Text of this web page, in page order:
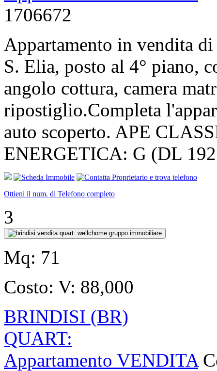
1706672
Appartamento in vendita
S. Elia, posto al 4° piano,
angolo cottura, camera
ripostiglio.Completa
auto scoperto. APE
ENERGETICA: G (DL
Ottieni il num. di Telefono completo
3
Mq: 71
Costo: V: 88,000
BRINDISI (BR)
QUART:
Appartamento VENDITA